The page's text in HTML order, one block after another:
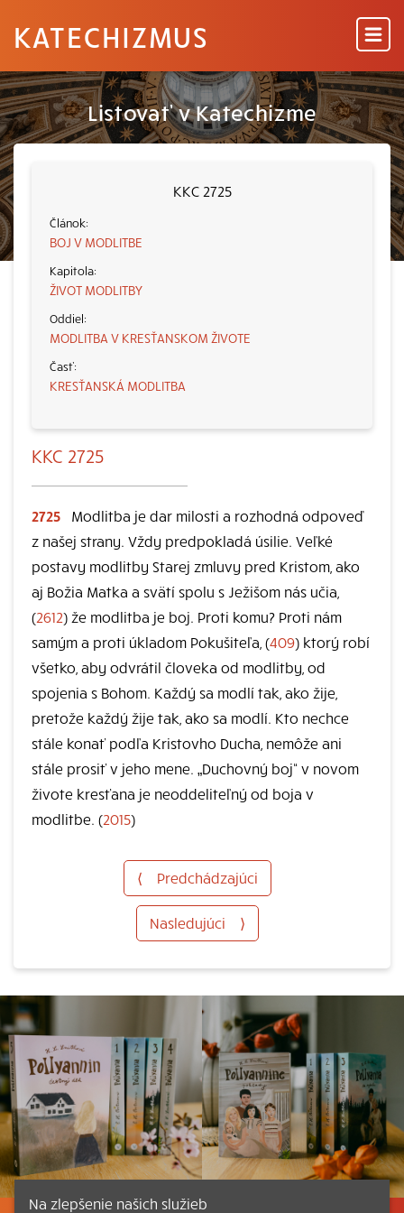
KATECHIZMUS
Listovať v Katechizme
KKC 2725
BOJ V MODLITBE
ŽIVOT MODLITBY
MODLITBA V KRESŤANSKOM ŽIVOTE
KRESŤANSKÁ MODLITBA
KKC 2725
2725
Modlitba je dar milosti a rozhodná odpoveď
z našej strany. Vždy predpokladá úsilie. Veľké
postavy modlitby Starej zmluvy pred Kristom, ako
aj Božia Matka a svätí spolu s Ježišom nás učia,
(2612) že modlitba je boj. Proti komu? Proti nám
samým a proti úkladom Pokušiteľa, (409) ktorý robí
všetko, aby odvrátil človeka od modlitby, od
spojenia s Bohom. Každý sa modlí tak, ako žije,
pretože každý žije tak, ako sa modlí. Kto nechce
stále konať podľa Kristovho Ducha, nemôže ani
stále prosiť v jeho mene. „Duchovný boj“ v novom
živote kresťana je neoddeliteľný od boja v
modlitbe. (2015)
⟨ Predchádzajúci
Nasledujúci ⟩
Na zlepšenie našich služieb